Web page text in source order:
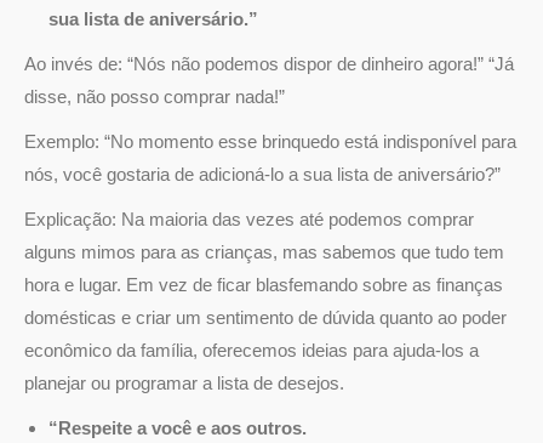
sua lista de aniversário.”
Ao invés de: “Nós não podemos dispor de dinheiro agora!” “Já
disse, não posso comprar nada!”
Exemplo: “No momento esse brinquedo está indisponível para
nós, você gostaria de adicioná-lo a sua lista de aniversário?”
Explicação: Na maioria das vezes até podemos comprar
alguns mimos para as crianças, mas sabemos que tudo tem
hora e lugar. Em vez de ficar blasfemando sobre as finanças
domésticas e criar um sentimento de dúvida quanto ao poder
econômico da família, oferecemos ideias para ajuda-los a
planejar ou programar a lista de desejos.
“Respeite a você e aos outros.